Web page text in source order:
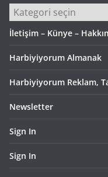
Kategoriler
İletişim – Künye –
Harbiyiyorum Almanak
Harbiyiyorum Reklam,
Newsletter
Sign In
Sign In